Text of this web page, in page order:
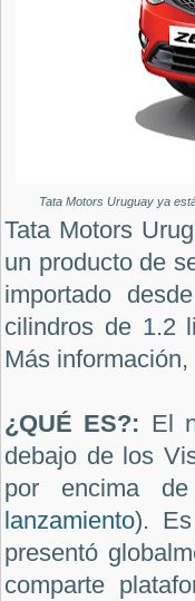
Tata Motors Uruguay ya
Tata Motors
un producto de
importado
cilindros de 1.2
Más
¿QUÉ ES?: El
debajo de los
por encima
lanzamiento).
presentó
comparte